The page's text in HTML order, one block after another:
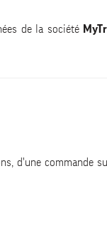
de la société
d'une commande